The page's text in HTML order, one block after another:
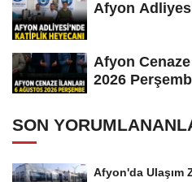
Afyon
Afyon
2026
SON
Afyon'da Ulaşım